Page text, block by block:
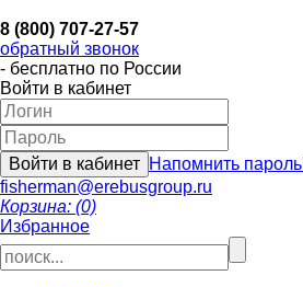
8 (800) 707-27-57
обратный звонок
- бесплатно по России
Войти в кабинет
Напомнить пароль
fisherman@erebusgroup.ru
Корзина: (0)
Избранное